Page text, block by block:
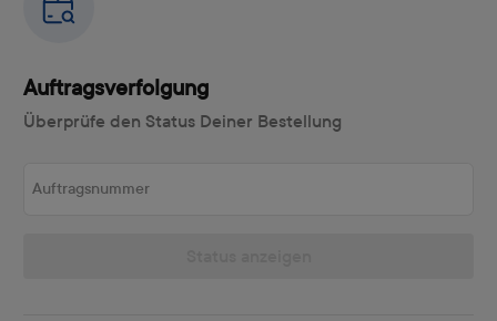
Auftragsverfolgung
Überprüfe den Status Deiner Bestellung